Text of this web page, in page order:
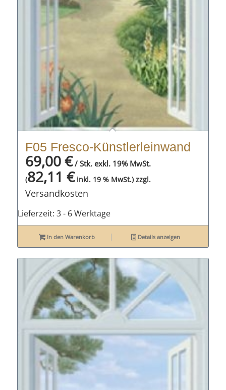
F05 Fresco-Künstlerleinwand
69,00€/ Stk. exkl. 19% MwSt.
(82,11 €inkl. 19 % MwSt.) zzgl.
Versandkosten
Lieferzeit: 3 - 6 Werktage
In den Warenkorb Details anzeigen